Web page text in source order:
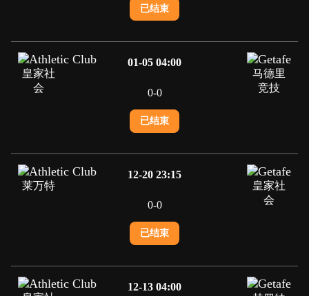
已结束
01-05 04:00
皇家社
会
0-0
马德里
竞技
已结束
12-20 23:15
莱万特
0-0
皇家社
会
已结束
12-13 04:00